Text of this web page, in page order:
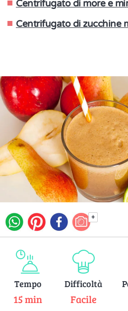
Centrifugato di more e
Centrifugato di zucchine
+
Tempo
15 min
Difficoltà
Facile